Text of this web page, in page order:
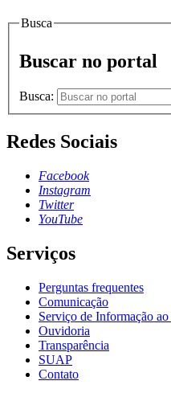
Busca
Buscar no portal
Busca:
Redes Sociais
Facebook
Instagram
Twitter
YouTube
Serviços
Perguntas frequentes
Comunicação
Serviço de Informação
Ouvidoria
Transparência
SUAP
Contato